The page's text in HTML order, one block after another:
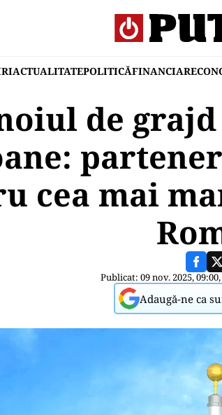
ACTUALITATEPOLITICĂFINANCIAR
de
cea mai
Publicat: 09 nov. 2025,
Adaugă-ne ca